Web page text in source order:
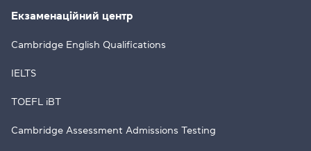
Екзаменаційний центр
Cambridge English Qualifications
IELTS
TOEFL iBT
Cambridge Assessment Admissions Testing